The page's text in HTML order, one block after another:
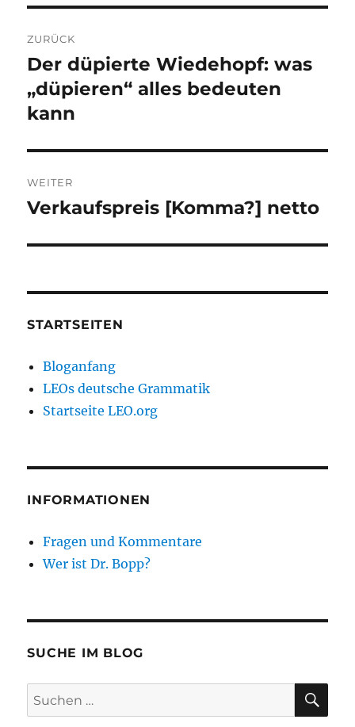
ZURÜCK
Vorheriger
Beitrag:
Der düpierte Wiedehopf: was
„düpieren“ alles bedeuten
kann
WEITER
Nächster
Verkaufspreis [Komma?] netto
STARTSEITEN
Bloganfang
LEOs deutsche Grammatik
Startseite LEO.org
INFORMATIONEN
Fragen und Kommentare
Wer ist Dr. Bopp?
SUCHE IM BLOG
Suchen
nach: